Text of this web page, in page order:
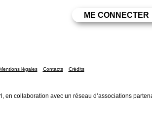
légales Contacts Crédits
en collaboration avec un réseau d’associations